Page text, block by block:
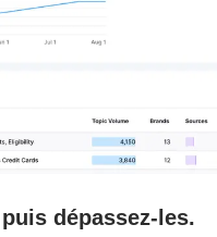
dépassez-les.